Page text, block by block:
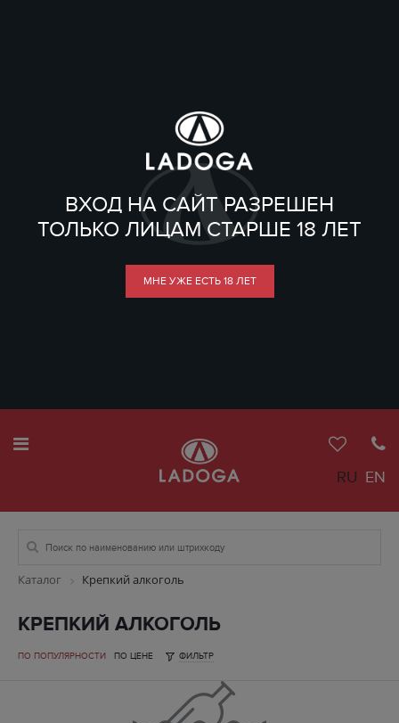
ВХОД НА САЙТ РАЗРЕШЕН
ТОЛЬКО ЛИЦАМ СТАРШЕ 18 ЛЕТ
МНЕ УЖЕ ЕСТЬ 18 ЛЕТ
RU EN
Каталог Крепкий алкоголь
КРЕПКИЙ АЛКОГОЛЬ
ПО ПОПУЛЯРНОСТИ ПО ЦЕНЕ ФИЛЬТР